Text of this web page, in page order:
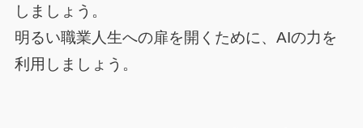
しましょう。
明るい職業人生への扉を開くために、AIの力を
利用しましょう。